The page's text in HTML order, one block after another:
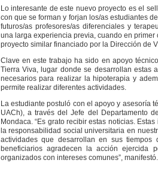
Lo interesante de este nuevo proyecto es el
con que se forman y forjan los/as estudiantes
futuros/as profesores/as diferenciales y
una larga experiencia previa, cuando en
proyecto similar financiado por la Dirección de
Clave en este trabajo ha sido en apoyo
Tierra Viva, lugar donde se desarrollan estas
necesarios para realizar la hipoterapia y
permite realizar diferentes actividades.
La estudiante postuló con el apoyo y asesoría
UACh), a través del Jefe del Departamento
Mondaca. “Es grato recibir estas noticias.
la responsabilidad social universitaria en
actividades que desarrollan en sus
beneficiarios agradecen la acción ejercida
organizados con intereses comunes”, manifestó.